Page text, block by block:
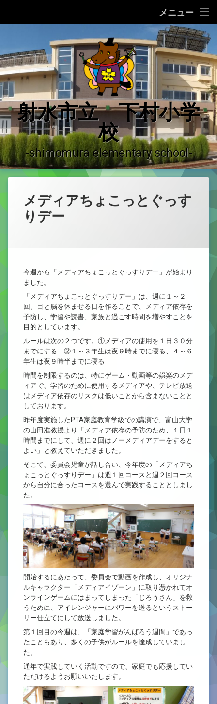
メニュー
学校の沿革
学校運営の概況
♪ 校歌 ♪
運用ガイドライン
登校許可証明書
やっちーの紹介
下村小学校だより
新型コロナウイルス感染症治癒報告書
ン
ツ
へ
ス
キ
ッ
プ
射水市立 下村小学
校
-shimomura elementary school-
メディアちょこっとぐっす
りデー
今週から「メディアちょこっとぐっすりデー」が始まり
ました。
「メディアちょこっとぐっすりデー」は、週に１～２
回、目と脳を休ませる日を作ることで、メディア依存を
予防し、学習や読書、家族と過ごす時間を増やすことを
目的としています。
ルールは次の２つです。①メディアの使用を１日３０分
までにする ②１～３年生は夜９時までに寝る、４～６
年生は夜９時半までに寝る
時間を制限するのは、特にゲーム・動画等の娯楽のメデ
ィアで、学習のために使用するメディアや、テレビ放送
はメディア依存のリスクは低いことから含まないことと
しております。
昨年度実施したPTA家庭教育学級での講演で、富山大学
の山田准教授より「メディア依存の予防のため、１日１
時間までにして、週に２回はノーメディアデーをすると
よい」と教えていただきました。
そこで、委員会児童が話し合い、今年度の「メディアち
ょこっとぐっすりデー」は週１回コースと週２回コース
から自分に合ったコースを選んで実践することとしまし
た。
開始するにあたって、委員会で動画を作成し、オリジナ
ルキャラクター「メディアイゾーン」に取り憑かれてオ
ンラインゲームにはまってしまった「じろうさん」を救
うために、アイレンジャーにパワーを送るというストー
リー仕立てにして放送しました。
第１回目の今週は、「家庭学習がんばろう週間」であっ
たこともあり、多くの子供がルールを達成していまし
た。
通年で実践していく活動ですので、家庭でも応援してい
ただけるようお願いいたします。